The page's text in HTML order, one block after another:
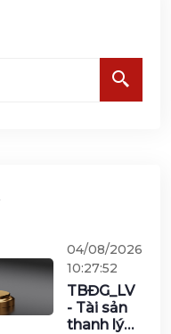
04/08/2026
10:27:52
TBĐG_LV
- Tài sản
thanh lý